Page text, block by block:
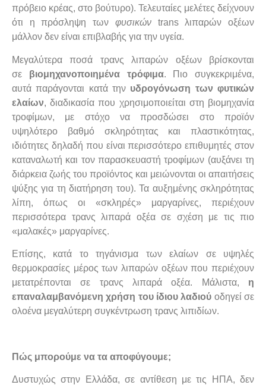
πρόβειο κρέας, στο βούτυρο). Τελευταίες μελέτες δείχνουν
ότι η πρόσληψη των φυσικώνtrans λιπαρών οξέων
μάλλον δεν είναι επιβλαβής για την υγεία.
Μεγαλύτερα ποσά τρανς λιπαρών οξέων βρίσκονται
σε βιομηχανοποιημένα τρόφιμα. Πιο συγκεκριμένα,
αυτά παράγονται κατά την υδρογόνωση των φυτικών
ελαίων, διαδικασία που χρησιμοποιείται στη βιομηχανία
τροφίμων, με στόχο να προσδώσει στο προϊόν
υψηλότερο βαθμό σκληρότητας και πλαστικότητας,
ιδιότητες δηλαδή που είναι περισσότερο επιθυμητές στον
καταναλωτή και τον παρασκευαστή τροφίμων (αυξάνει τη
διάρκεια ζωής του προϊόντος και μειώνονται οι απαιτήσεις
ψύξης για τη διατήρηση του). Τα αυξημένης σκληρότητας
λίπη, όπως οι «σκληρές» μαργαρίνες, περιέχουν
περισσότερα τρανς λιπαρά οξέα σε σχέση με τις πιο
«μαλακές» μαργαρίνες.
Επίσης, κατά το τηγάνισμα των ελαίων σε υψηλές
θερμοκρασίες μέρος των λιπαρών οξέων που περιέχουν
μετατρέπονται σε τρανς λιπαρά οξέα. Μάλιστα, η
επαναλαμβανόμενη χρήση του ίδιου λαδιού οδηγεί σε
ολοένα μεγαλύτερη συγκέντρωση τρανς λιπιδίων.
Πώς μπορούμε να τα αποφύγουμε;
Δυστυχώς στην Ελλάδα, σε αντίθεση με τις ΗΠΑ, δεν